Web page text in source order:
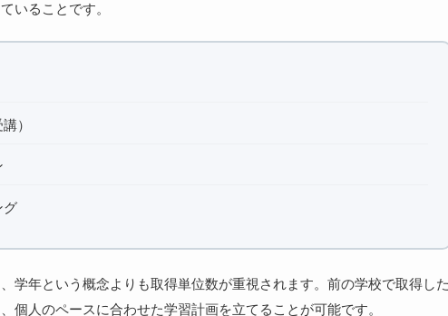
いることです。
）
グ
学年という概念よりも取得単位数が重視されます。前の学校で取得し
個人のペースに合わせた学習計画を立てることが可能です。